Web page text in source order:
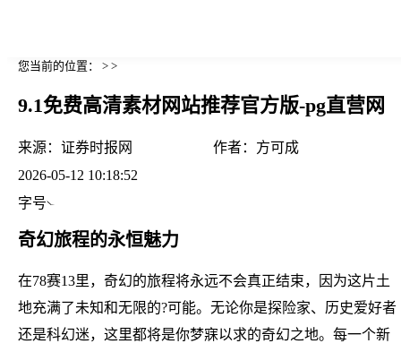
您当前的位置： > >
9.1免费高清素材网站推荐官方版-pg直营网
来源： 证券时报网 作者： 方可成
2026-05-12 10:18:52
字号
奇幻旅程的永恒魅力
在78赛13里，奇幻的旅程将永远不会真正结束，因为这片土
地充满了未知和无限的?可能。无论你是探险家、历史爱好者
还是科幻迷，这里都将是你梦寐以求的奇幻之地。每一个新